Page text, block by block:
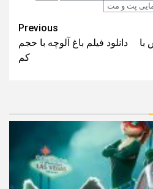
پت و مت
Previous
دانلود فیلم باغ آلوچه با حجم
کم
با